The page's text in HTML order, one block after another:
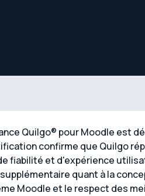
Quilgo® pour Moodle est
confirme que Quilgo
fiabilité et d'expérience
quant à la
Moodle et le respect des